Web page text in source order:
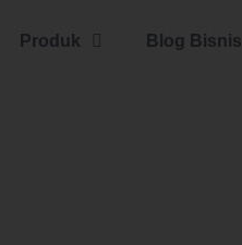
Produk Blog Bisnis